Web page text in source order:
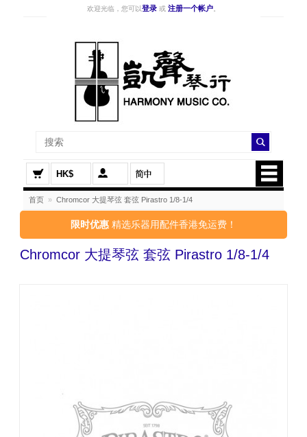
欢迎光临，您可以登录 或 注册一个帐户
HK$
首页 » Chromcor 大提琴弦 套弦 Pirastro 1/8-1/4
限时优惠 精选乐器用配件香港免运费！
Chromcor 大提琴弦 套弦 Pirastro 1/8-1/4